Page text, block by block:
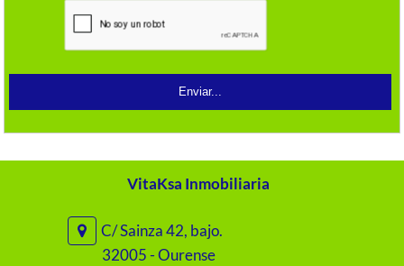
VitaKsa Inmobiliaria
C/ Sainza 42, bajo.
32005 - Ourense